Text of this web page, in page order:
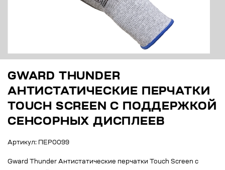
GWARD THUNDER
АНТИСТАТИЧЕСКИЕ ПЕРЧАТКИ
TOUCH SCREEN С ПОДДЕРЖКОЙ
СЕНСОРНЫХ ДИСПЛЕЕВ
Артикул: ПЕР0099
Gward Thunder Антистатические перчатки Touch Screen с